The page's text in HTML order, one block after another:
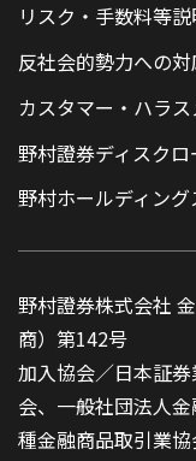
リスク・手数料等
反社会的勢力への
カスタマー・ハラ
野村證券ディスク
野村ホールディン
野村證券株式会社
商）第142号
加入協会／日本証
会、一般社団法人
種金融商品取引業